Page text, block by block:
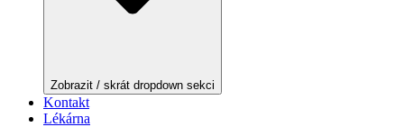
Zobrazit / skrát dropdown sekci
Kontakt
Lékárna